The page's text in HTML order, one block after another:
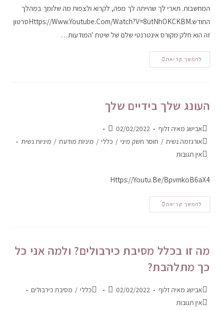
המחשבות. תארי לך שהייתה לך מפה, לקרוא ולצפות מה שלומך במהלך
החודש.https://www.youtube.com/watch?v=8utNhOKCKBMסרטון
זה הוא חלק מקורס אינטרנטי שלם של שיטת 'המודעות…
להמשך קריאה
העונג שלך בידיים שלך
אבישג מאיה זלוף
02/02/2022
אורגזמה נשית / חוסר חשק מיני / כללי / מיניות מודעת / מיניות נשית
אין תגובות
Https://youtu.be/BpvmkoB6aX4
להמשך קריאה
מה זו בכלל מסיבת כירבולים? ולמה אני כל
כך מתלהבת?
אבישג מאיה זלוף 02/02/2022 כללי / מסיבת כירבולים
אין תגובות